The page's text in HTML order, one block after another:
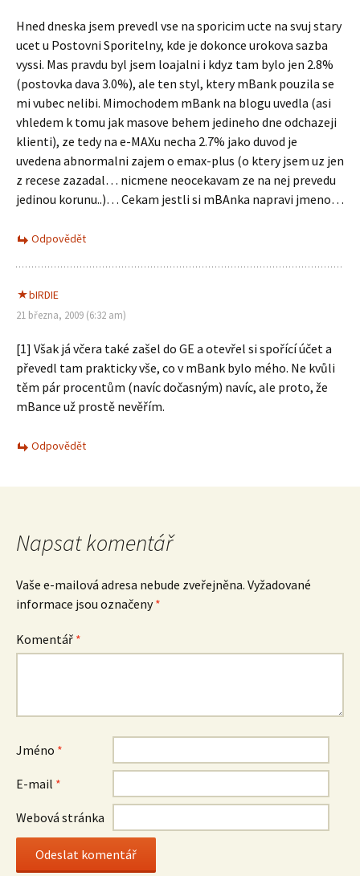
Hned dneska jsem prevedl vse na sporicim ucte na svuj stary
ucet u Postovni Sporitelny, kde je dokonce urokova sazba
vyssi. Mas pravdu byl jsem loajalni i kdyz tam bylo jen 2.8%
(postovka dava 3.0%), ale ten styl, ktery mBank pouzila se
mi vubec nelibi. Mimochodem mBank na blogu uvedla (asi
vhledem k tomu jak masove behem jedineho dne odchazeji
klienti), ze tedy na e-MAXu necha 2.7% jako duvod je
uvedena abnormalni zajem o emax-plus (o ktery jsem uz jen
z recese zazadal… nicmene neocekavam ze na nej prevedu
jedinou korunu..)… Cekam jestli si mBAnka napravi jmeno…
Odpovědět
bIRDIE
21 března, 2009 (6:32 am)
[1] Však já včera také zašel do GE a otevřel si spořící účet a
převedl tam prakticky vše, co v mBank bylo mého. Ne kvůli
těm pár procentům (navíc dočasným) navíc, ale proto, že
mBance už prostě nevěřím.
Odpovědět
Napsat komentář
Vaše e-mailová adresa nebude zveřejněna. Vyžadované
informace jsou označeny*
Komentář *
Jméno *
E-mail *
Webová stránka